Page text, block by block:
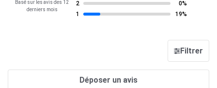
Basé sur les avis des 12
derniers mois
2
0%
1
19%
Filtrer
Déposer un avis